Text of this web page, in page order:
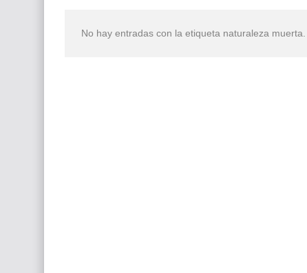
No hay entradas con la etiqueta naturaleza muerta